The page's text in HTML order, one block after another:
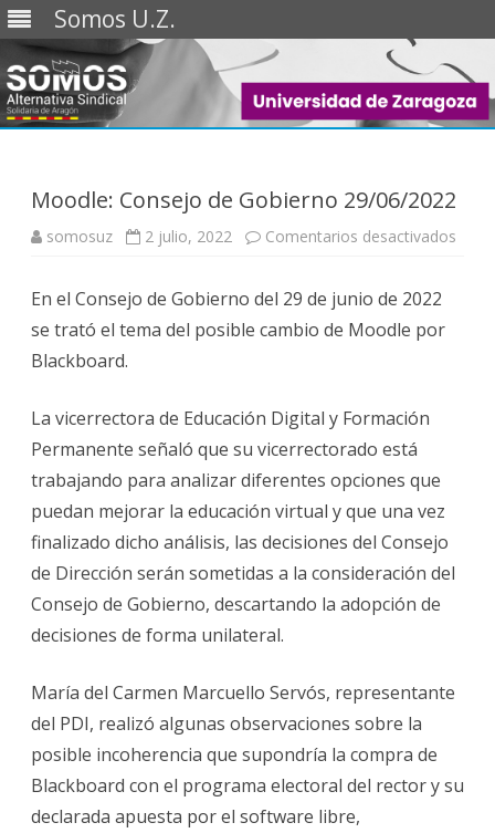
Somos U.Z.
Saltar
Moodle: Consejo de Gobierno 29/06/2022
somosuz 2 julio, 2022 Comentarios desactivados
En el Consejo de Gobierno del 29 de junio de 2022
se trató el tema del posible cambio de Moodle por
Blackboard.
La vicerrectora de Educación Digital y Formación
Permanente señaló que su vicerrectorado está
trabajando para analizar diferentes opciones que
puedan mejorar la educación virtual y que una vez
finalizado dicho análisis, las decisiones del Consejo
de Dirección serán sometidas a la consideración del
Consejo de Gobierno, descartando la adopción de
decisiones de forma unilateral.
María del Carmen Marcuello Servós, representante
del PDI, realizó algunas observaciones sobre la
posible incoherencia que supondría la compra de
Blackboard con el programa electoral del rector y su
declarada apuesta por el software libre,